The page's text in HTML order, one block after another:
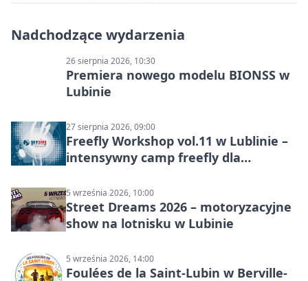
Nadchodzące wydarzenia
26 sierpnia 2026, 10:30
Premiera nowego modelu BIONSS w
Lubinie
27 sierpnia 2026, 09:00
Freefly Workshop vol.11 w Lublinie –
intensywny camp freefly dla
5 września 2026, 10:00
Street Dreams 2026 – motoryzacyjne
show na lotnisku w Lubinie
5 września 2026, 14:00
Foulées de la Saint-Lubin w Berville-